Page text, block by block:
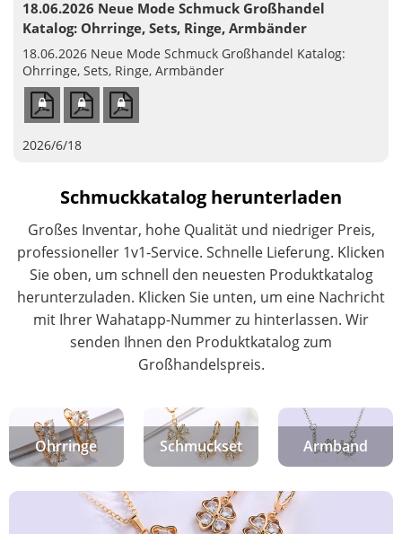
18.06.2026 Neue Mode Schmuck Großhandel
Katalog: Ohrringe, Sets, Ringe, Armbänder
18.06.2026 Neue Mode Schmuck Großhandel Katalog:
Ohrringe, Sets, Ringe, Armbänder
2026/6/18
Schmuckkatalog herunterladen
Großes Inventar, hohe Qualität und niedriger Preis,
professioneller 1v1-Service. Schnelle Lieferung. Klicken
Sie oben, um schnell den neuesten Produktkatalog
herunterzuladen. Klicken Sie unten, um eine Nachricht
mit Ihrer Wahatapp-Nummer zu hinterlassen. Wir
senden Ihnen den Produktkatalog zum
Großhandelspreis.
Ohrringe Schmuckset Armband